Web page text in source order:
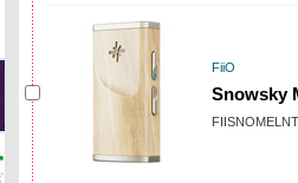
FiiO
Snowsky
FIISNOMELNT